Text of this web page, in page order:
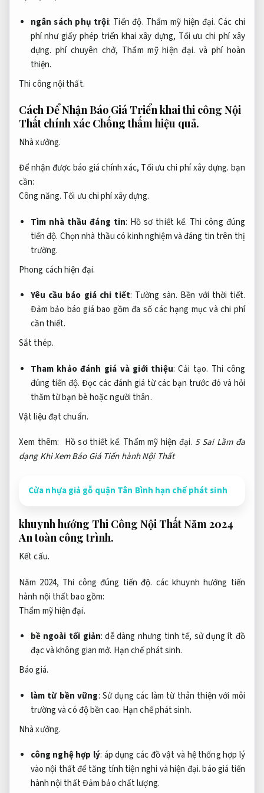
ngân sách phụ trội: Tiến độ. Thẩm mỹ hiện đại. Các chi
phí như giấy phép triển khai xây dựng, Tối ưu chi phí xây
dựng. phí chuyên chở, Thẩm mỹ hiện đại. và phí hoàn
thiện.
Thi công nội thất.
Cách Để Nhận Báo Giá Triển khai thi công Nội
Thất chính xác Chống thấm hiệu quả.
Nhà xưởng.
Để nhận được báo giá chính xác, Tối ưu chi phí xây dựng. bạn
cần:
Công năng. Tối ưu chi phí xây dựng.
Tìm nhà thầu đáng tin: Hồ sơ thiết kế. Thi công đúng
tiến độ. Chọn nhà thầu có kinh nghiệm và đáng tin trên thị
trường.
Phong cách hiện đại.
Yêu cầu báo giá chi tiết: Tường sàn. Bền với thời tiết.
Đảm bảo báo giá bao gồm đa số các hạng mục và chi phí
cần thiết.
Sắt thép.
Tham khảo đánh giá và giới thiệu:Cải tạo. Thi công
đúng tiến độ. Đọc các đánh giá từ các bạn trước đó và hỏi
thăm từ bạn bè hoặc người thân.
Vật liệu đạt chuẩn.
Xem thêm: Hồ sơ thiết kế. Thẩm mỹ hiện đại. 5 Sai Lầm đa
dạng Khi Xem Báo Giá Tiến hành Nội Thất
Cửa nhựa giả gỗ quận Tân Bình hạn chế phát sinh
khuynh hướng Thi Công Nội Thất Năm 2024
An toàn công trình.
Kết cấu.
Năm 2024, Thi công đúng tiến độ. các khuynh hướng tiến
hành nội thất bao gồm:
Thẩm mỹ hiện đại.
bề ngoài tối giản: dễ dàng nhưng tinh tế, sử dụng ít đồ
đạc và không gian mở. Hạn chế phát sinh.
Báo giá.
làm từ bền vững: Sử dụng các làm từ thân thiện với môi
trường và có độ bền cao. Hạn chế phát sinh.
Nhà xưởng.
công nghệ hợp lý: áp dụng các đồ vật và hệ thống hợp lý
vào nội thất để tăng tính tiện nghi và hiện đại. báo giá tiến
hành nội thấtĐảm bảo chất lượng.